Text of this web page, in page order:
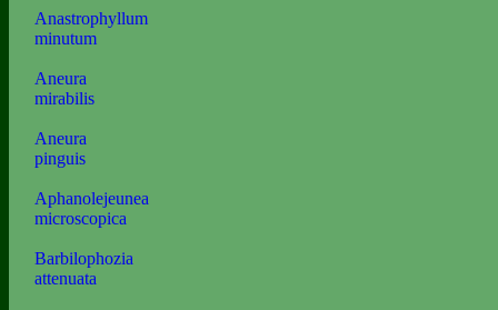
Anastrophyllum
minutum
Aneura
mirabilis
Aneura
pinguis
Aphanolejeunea
microscopica
Barbilophozia
attenuata